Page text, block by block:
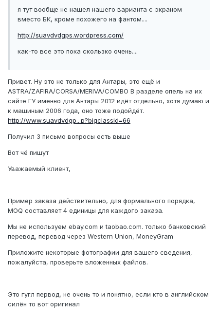
я тут вообще не нашел нашего варианта с экраном
вместо БК, кроме похожего на фантом....
http://suavdvdgps.wordpress.com/
как-то все это пока скользко очень....
Привет. Ну это не только для Антары, это ещё и
ASTRA/ZAFIRA/CORSA/MERIVA/COMBO В разделе опель на их
сайте ГУ именно для Антары 2012 идёт отдельно, хотя думаю и
к машиным 2006 года, оно тоже подойдёт.
http://www.suavdvdgp...p?bigclassid=66
Получил 3 письмо вопросы есть выше
Вот чё пишут
Уважаемый клиент,
Пример заказа действительно, для формального порядка,
MOQ составляет 4 единицы для каждого заказа.
Мы не используем ebay.com и taobao.com. только банковский
перевод, перевод через Western Union, MoneyGram
Приложите некоторые фотографии для вашего сведения,
пожалуйста, проверьте вложенных файлов.
Это гугл первод, не очень то и понятно, если кто в английском
силён то вот оригинал